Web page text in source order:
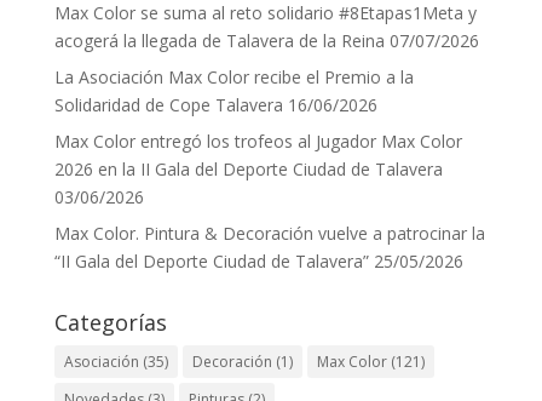
Max Color se suma al reto solidario #8Etapas1Meta y
acogerá la llegada de Talavera de la Reina 07/07/2026
La Asociación Max Color recibe el Premio a la
Solidaridad de Cope Talavera 16/06/2026
Max Color entregó los trofeos al Jugador Max Color
2026 en la II Gala del Deporte Ciudad de Talavera
03/06/2026
Max Color. Pintura & Decoración vuelve a patrocinar la
“II Gala del Deporte Ciudad de Talavera” 25/05/2026
Categorías
Asociación (35) Decoración (1) Max Color(121)